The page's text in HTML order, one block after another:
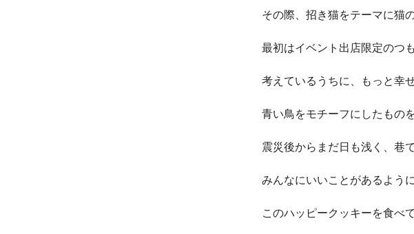
その際、招き猫をテーマに猫
最初はイベント出店限定のつ
考えているうちに、もっと幸
青い鳥をモチーフにしたもの
震災後からまだ日も浅く、巷
みんなにいいことがあるように
このハッピークッキーを食べて